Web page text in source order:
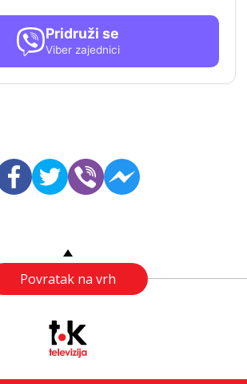
Pridruži se
Viber zajednici
Povratak na vrh